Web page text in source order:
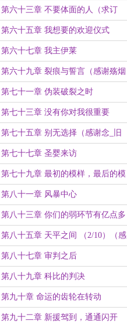
第六十三章 不要体面的人（求订
阅）
第六十五章 我想要的欢迎仪式
第六十七章 我主伊莱
第六十九章 裂痕与誓言（感谢殇烟
花的盟主赏）
第七十一章 伪装破裂之时
第七十三章 没有你对我很重要
第七十五章 别无选择（感谢念_旧
的盟主打赏）
第七十七章 圣婴来访
第七十九章 最初的模样，最后的模
样
第八十一章 风暴中心
第八十三章 你们的弱环节有亿点多
第八十五章 天平之间 （2/10）（感
谢janesxu-SBZ的盟主打赏）
第八十七章 审判之后
第八十九章 科比的判决
第九十章 命运的齿轮在转动
第九十二章 新援驾到，通通闪开